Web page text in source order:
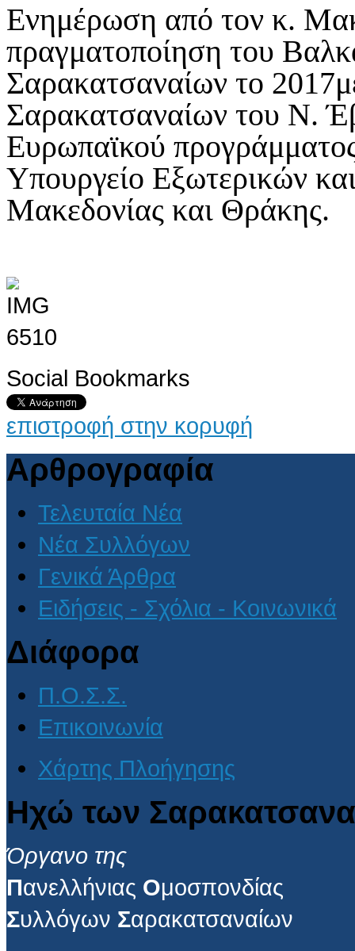
Ενημέρωση από τον κ.
πραγματοποίηση του
Σαρακατσαναίων το
Σαρακατσαναίων του Ν.
Ευρωπαϊκού
Υπουργείο Εξωτερικών
Μακεδονίας και Θράκης.
Social Bookmarks
επιστροφή στην κορυφή
Αρθρογραφία
Τελευταία Νέα
Νέα Συλλόγων
Γενικά Άρθρα
Ειδήσεις - Σχόλια - Κοινωνικά
Διάφορα
Π.Ο.Σ.Σ.
Επικοινωνία
Χάρτης Πλοήγησης
Ηχώ των
Όργανο της
Πανελλήνιας Ομοσπονδίας
Συλλόγων Σαρακατσαναίων